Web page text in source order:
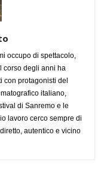
occupo di spettacolo,
corso degli anni ha
con protagonisti del
italiano,
di Sanremo e le
lavoro cerco sempre di
autentico e vicino